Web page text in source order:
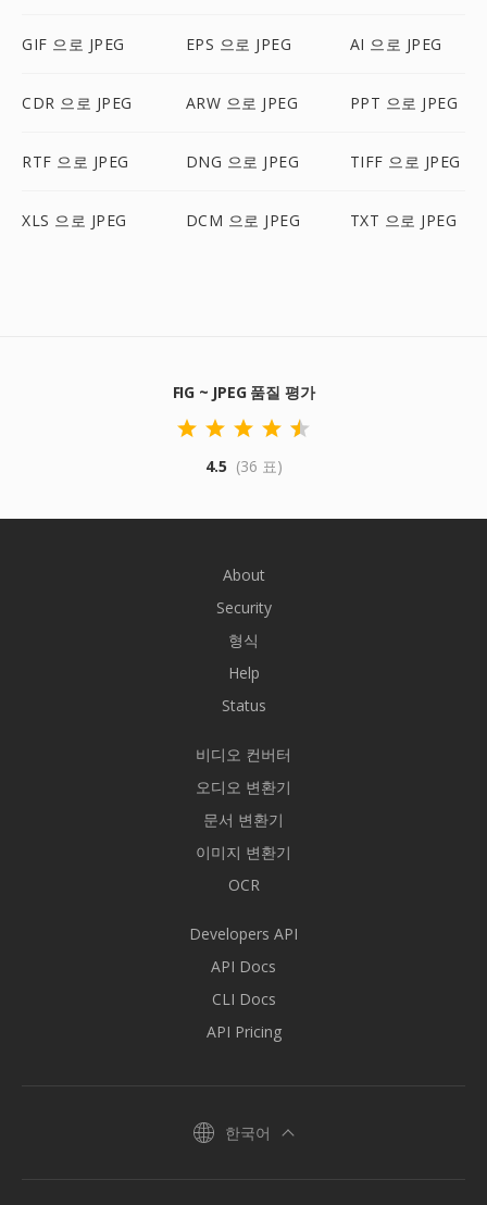
GIF 으로 JPEG EPS 으로 JPEG AI 으로 JPEG
CDR 으로 JPEG ARW 으로 JPEG PPT 으로 JPEG
RTF 으로 JPEG DNG 으로 JPEG TIFF 으로 JPEG
XLS 으로 JPEG DCM 으로 JPEG TXT 으로 JPEG
FIG ~ JPEG 품질 평가
4.5 (36 표)
About
Security
형식
Help
Status
비디오 컨버터
오디오 변환기
문서 변환기
이미지 변환기
OCR
Developers API
API Docs
CLI Docs
API Pricing
한국어